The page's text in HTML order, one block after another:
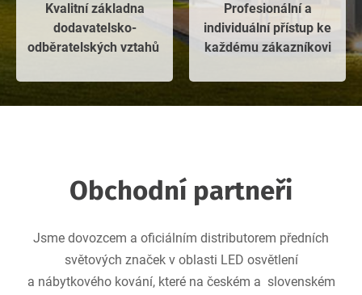
Kvalitní základna
dodavatelsko-
odběratelských vztahů ​
Profesionální a
individuální přístup ke
každému zákazníkovi​
Obchodní partneři
Jsme dovozcem a oficiálním distributorem předních
světových značek v oblasti LED osvětlení
a nábytkového kování, které na českém a slovenském